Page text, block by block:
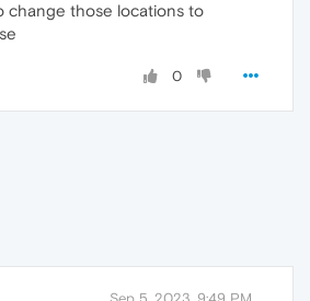
change those locations to
0